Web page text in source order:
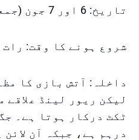
تاریخ: 6 اور 7 جون (جمعہ اور ہفتہ)
شروع ہونے کا وقت: رات 9:30 بجے
داخلہ: آتش بازی کا
لیکن ریور لینڈ
درہم ہے، جبکہ آن